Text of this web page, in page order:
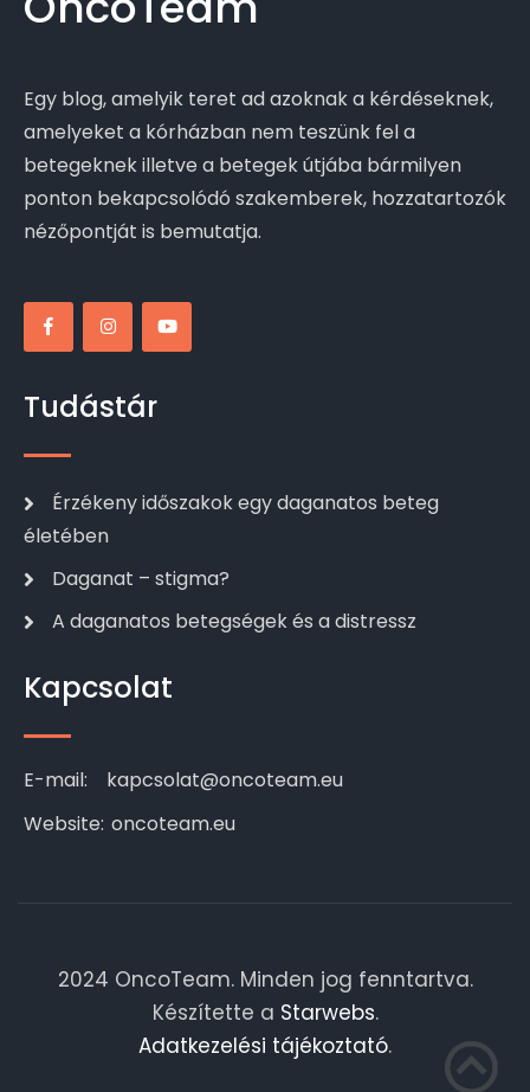
Egy blog, amelyik teret ad azoknak a kérdéseknek,
amelyeket a kórházban nem teszünk fel a
betegeknek illetve a betegek útjába bármilyen
ponton bekapcsolódó szakemberek, hozzatartozók
nézőpontját is bemutatja.
Tudástár
Érzékeny időszakok egy daganatos beteg
életében
Daganat – stigma?
A daganatos betegségek és a distressz
Kapcsolat
E-mail:
kapcsolat@oncoteam.eu
Website: oncoteam.eu
2024 OncoTeam. Minden jog fenntartva.
Készítette a Starwebs.
Adatkezelési tájékoztató.